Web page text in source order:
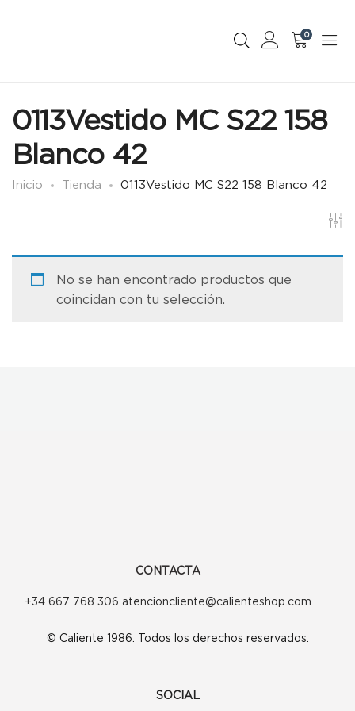
0
0113Vestido MC S22 158
Blanco 42
Inicio Tienda 0113Vestido MC S22 158 Blanco 42
No se han encontrado productos que
coincidan con tu selección.
CONTACTA
+34 667 768 306 atencioncliente@calienteshop.com
© Caliente 1986. Todos los derechos reservados.
SOCIAL